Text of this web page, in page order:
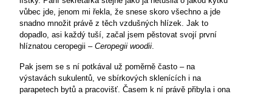
vůbec jde, jenom mi řekla, že snese skoro všechno a jde
snadno množit právě z těch vzdušných hlízek. Jak to
dopadlo, asi každý tuší, začal jsem pěstovat svojí první
hlíznatou ceropegii – Ceropegii woodii.
Pak jsem se s ní potkával už poměrně často – na
výstavách sukulentů, ve sbírkových sklenících i na
parapetech bytů a pracovišť. Časem k ní právě přibyla i ona